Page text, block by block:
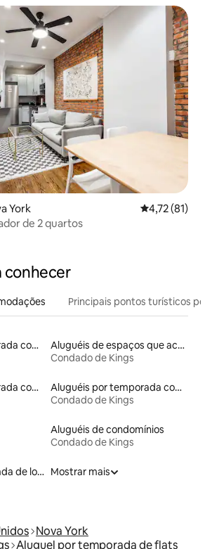
York 4,72 de uma
4,72 (81)
de 2 quartos
conhecer
Principais pontos turísticos
Aluguéis por temporada com banheira de hidromassagem
Aluguéis de espaços que aceitam animais de estimação
Condado de Kings
Aluguéis por temporada com sauna
Aluguéis por temporada com acesso à praia
Condado de Kings
Aluguéis de condomínios
Condado de Kings
Aluguel por temporada de lofts Mostrar mais
Nova York
Aluguel por temporada de flats